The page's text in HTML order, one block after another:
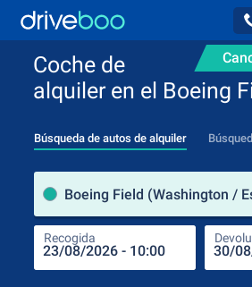
Coche de
alquiler en el Boeing
Búsqueda de autos de alquiler
Recogida